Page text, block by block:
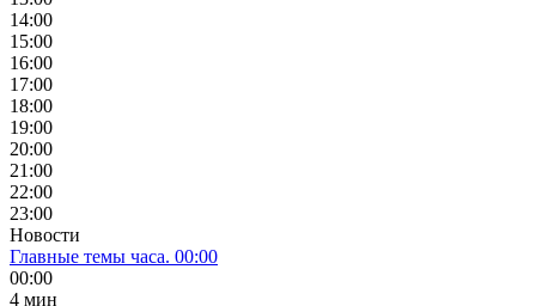
14:00
15:00
16:00
17:00
18:00
19:00
20:00
21:00
22:00
23:00
Новости
Главные темы часа. 00:00
00:00
4 мин